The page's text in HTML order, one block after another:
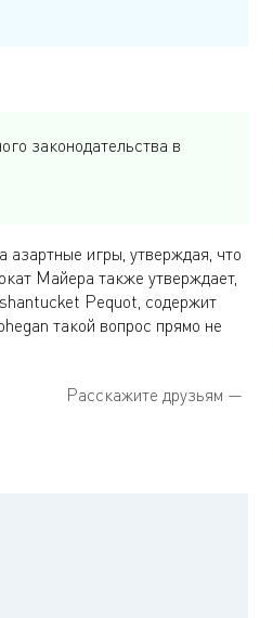
законодательства в
азартные игры, утверждая, что
Майера также утверждает,
Pequot, содержит
такой вопрос прямо не
Расскажите друзьям —